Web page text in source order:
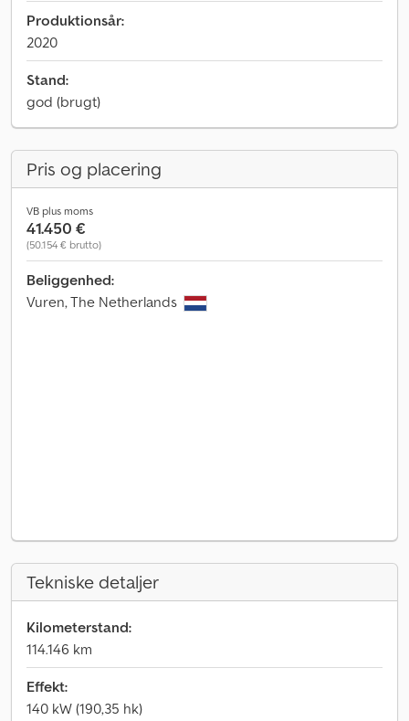
Produktionsår:
2020
Stand:
god (brugt)
Pris og placering
VB plus moms
41.450 €
(50.154 € brutto)
Beliggenhed:
Vuren, The Netherlands
Tekniske detaljer
Kilometerstand:
114.146 km
Effekt:
140 kW (190,35 hk)